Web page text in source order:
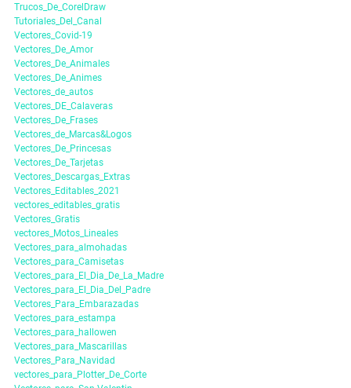
Trucos_De_CorelDraw
Tutoriales_Del_Canal
Vectores_Covid-19
Vectores_De_Amor
Vectores_De_Animales
Vectores_De_Animes
Vectores_de_autos
Vectores_DE_Calaveras
Vectores_De_Frases
Vectores_de_Marcas&Logos
Vectores_De_Princesas
Vectores_De_Tarjetas
Vectores_Descargas_Extras
Vectores_Editables_2021
vectores_editables_gratis
Vectores_Gratis
vectores_Motos_Lineales
Vectores_para_almohadas
Vectores_para_Camisetas
Vectores_para_El_Dia_De_La_Madre
Vectores_para_El_Dia_Del_Padre
Vectores_Para_Embarazadas
Vectores_para_estampa
Vectores_para_hallowen
Vectores_para_Mascarillas
Vectores_Para_Navidad
vectores_para_Plotter_De_Corte